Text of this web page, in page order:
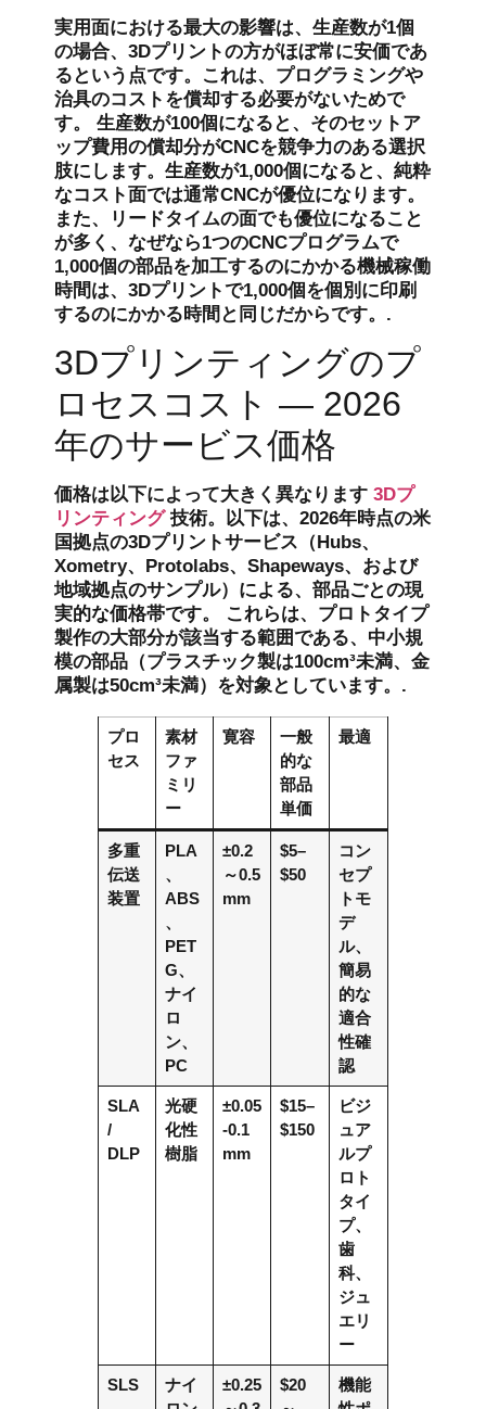
実用面における最大の影響は、生産数が1個
の場合、3Dプリントの方がほぼ常に安価であ
るという点です。これは、プログラミングや
治具のコストを償却する必要がないためで
す。 生産数が100個になると、そのセットア
ップ費用の償却分がCNCを競争力のある選択
肢にします。生産数が1,000個になると、純粋
なコスト面では通常CNCが優位になります。
また、リードタイムの面でも優位になること
が多く、なぜなら1つのCNCプログラムで
1,000個の部品を加工するのにかかる機械稼働
時間は、3Dプリントで1,000個を個別に印刷
するのにかかる時間と同じだからです。.
3Dプリンティングのプ
ロセスコスト — 2026
年のサービス価格
価格は以下によって大きく異なります 3Dプ
リンティング技術。以下は、2026年時点の米
国拠点の3Dプリントサービス（Hubs、
Xometry、Protolabs、Shapeways、および
地域拠点のサンプル）による、部品ごとの現
実的な価格帯です。 これらは、プロトタイプ
製作の大部分が該当する範囲である、中小規
模の部品（プラスチック製は100cm³未満、金
属製は50cm³未満）を対象としています。.
プロ
セス
素材
ファ
ミリ
ー
寛容
一般
的な
部品
単価
最適
多重
伝送
装置
PLA
、
ABS
、
PET
G、
ナイ
ロ
ン、
PC
±0.2
～0.5
mm
$5–
$50
コン
セプ
トモ
デ
ル、
簡易
的な
適合
性確
認
SLA
/
DLP
光硬
化性
樹脂
±0.05
-0.1
mm
$15–
$150
ビジ
ュア
ルプ
ロト
タイ
プ、
歯
科、
ジュ
エリ
ー
SLS
ナイ
±0.25
$20
機能